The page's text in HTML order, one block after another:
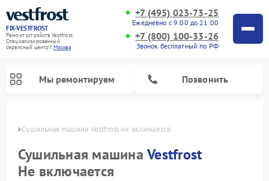
FIX-VESTFROST
Ремонт устройств Vestfrost
Специализированный
cервисный центр г.Москва
+7 (495) 023-73-25
Ежедневно с 9:00 до 21:00
+7 (800) 100-33-26
Звонок бесплатный по РФ
Мы ремонтируем Позвонить
Сушильная машина Vestfrost не включается
Сушильная машинаVestfrost
Не включается